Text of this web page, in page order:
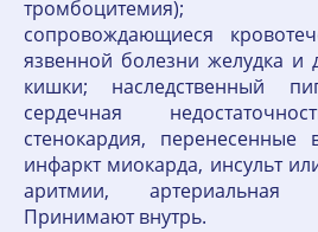
тромбоцитемия);
сопровождающиеся
язвенной болезни желудка и
кишки; наследственный
сердечная
стенокардия,
инфаркт миокарда, инсульт
аритмии, артериальная
Принимают внутрь.